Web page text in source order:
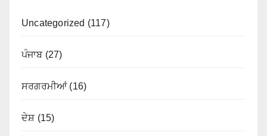
Uncategorized (117)
ਪੰਜਾਬ (27)
ਸਰਗਰਮੀਆਂ (16)
ਦੇਸ਼ (15)